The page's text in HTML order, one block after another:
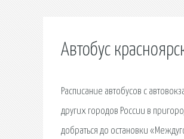
Автобус
Расписание автобусов с
других городов России в
добраться до остановки